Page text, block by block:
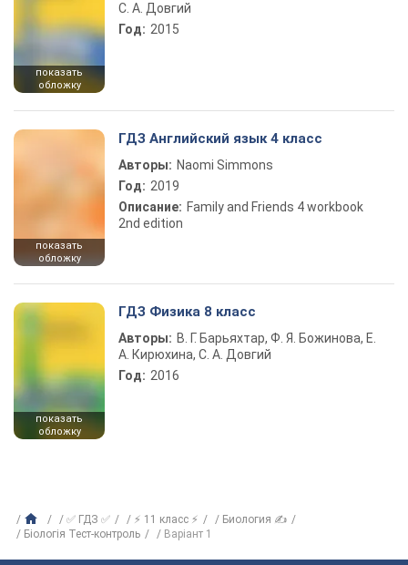
показать
обложку
С. А. Довгий
Год: 2015
показать
обложку
ГДЗ Английский язык 4 класс
Авторы: Naomi Simmons
Год: 2019
Описание: Family and Friends 4 workbook
2nd edition
показать
обложку
ГДЗ Физика 8 класс
Авторы: В. Г. Барьяхтар, Ф. Я. Божинова, Е.
А. Кирюхина, С. А. Довгий
Год: 2016
✅ ГДЗ ✅ ⚡ 11 класс ⚡
Биология ✍
Біологія Тест-контроль
Варіант 1